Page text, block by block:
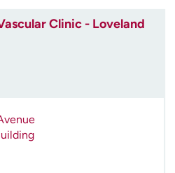
Clinic - Loveland